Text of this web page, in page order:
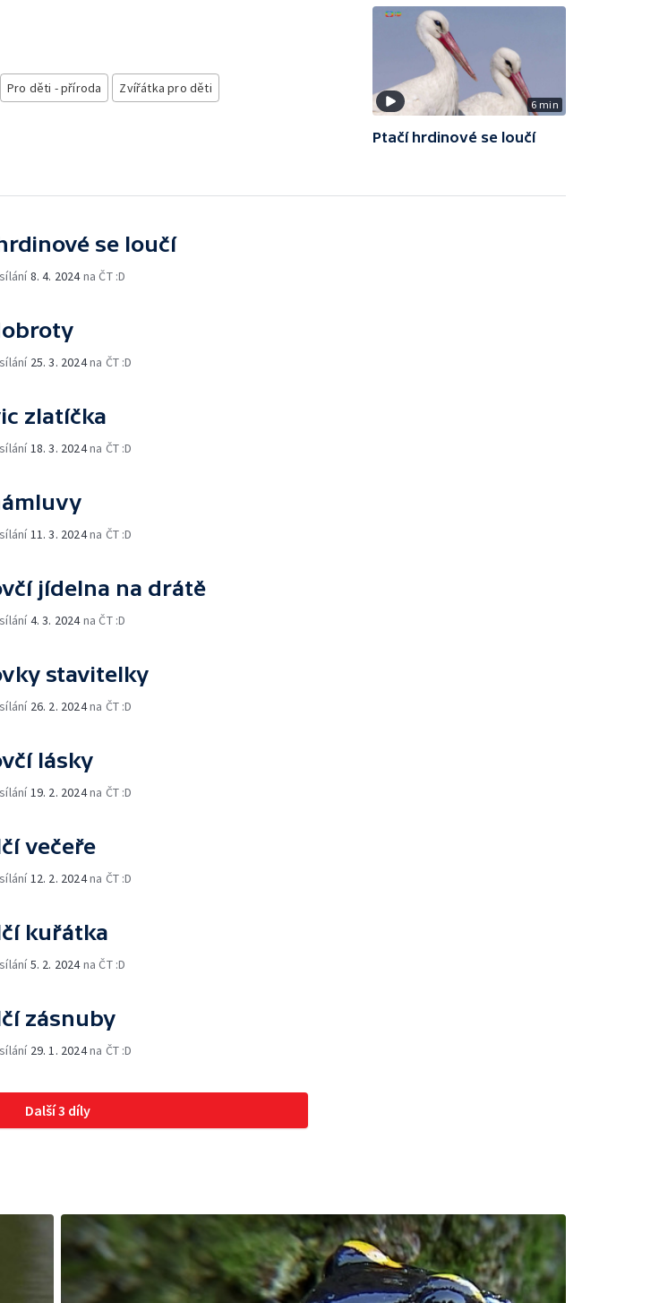
Pro děti - příroda Zvířátka pro děti
6 min
Ptačí hrdinové se loučí
se loučí
8. 4. 2024na ČT :D
25. 3. 2024na ČT :D
zlatíčka
18. 3. 2024na ČT :D
11. 3. 2024na ČT :D
jídelna na drátě
4. 3. 2024na ČT :D
stavitelky
26. 2. 2024na ČT :D
lásky
19. 2. 2024na ČT :D
večeře
12. 2. 2024na ČT :D
kuřátka
5. 2. 2024na ČT :D
zásnuby
29. 1. 2024na ČT :D
Další 3 díly